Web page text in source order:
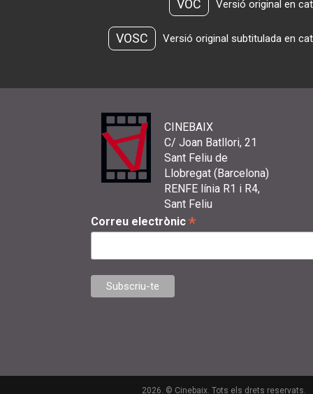
VOC Versió original en
VOSC Versió original subtitulada en
CINEBAIX
C/ Joan Batllori, 21
Sant Feliu de
Llobregat (Barcelona)
RENFE línia R1 i R4,
Sant Feliu
Correu electrònic *
2026. © Cinebaix. Tots els drets reservats.